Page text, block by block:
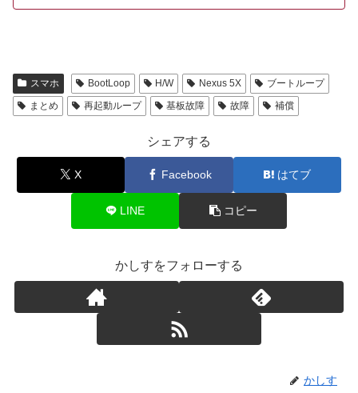
スマホ BootLoop H/W Nexus 5X
ブートループ
まとめ
再起動ループ 基板故障 故障 補償
シェアする
X Facebook はてブ
LINE コピー
かしすをフォローする
かしす